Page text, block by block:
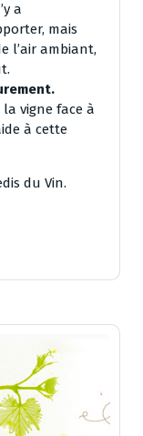
a
mais
l’air ambiant,
la vigne face à
à cette
du Vin.